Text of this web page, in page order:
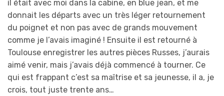
il était avec moi dans la cabine, en blue jean, et me
donnait les départs avec un très léger retournement
du poignet et non pas avec de grands mouvement
comme je l’avais imaginé ! Ensuite il est retourné à
Toulouse enregistrer les autres pièces Russes, j’aurais
aimé venir, mais j’avais déjà commencé à tourner. Ce
qui est frappant c’est sa maîtrise et sa jeunesse, il a, je
crois, tout juste trente ans…